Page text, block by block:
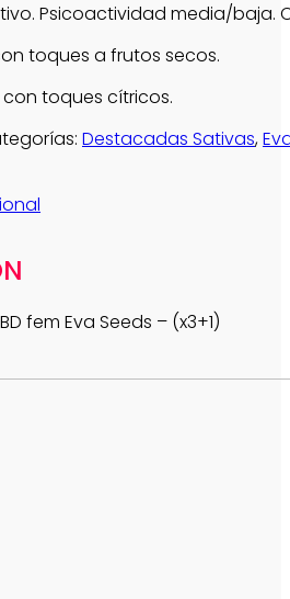
Psicoactividad media/baja.
toques a frutos secos.
toques cítricos.
Destacadas Sativas,
fem Eva Seeds – (x3+1)